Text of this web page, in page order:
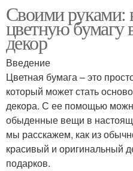
Своими руками:
цветную бумагу
декор
Введение
Цветная бумага – это
который может стать
декора. С ее помощью
обыденные вещи в
мы расскажем, как из
красивый и оригинальный
подарков.